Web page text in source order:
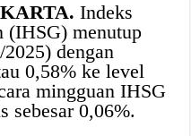
Indeks
(IHSG) menutup
dengan
0,58% ke level
mingguan IHSG
sebesar 0,06%.